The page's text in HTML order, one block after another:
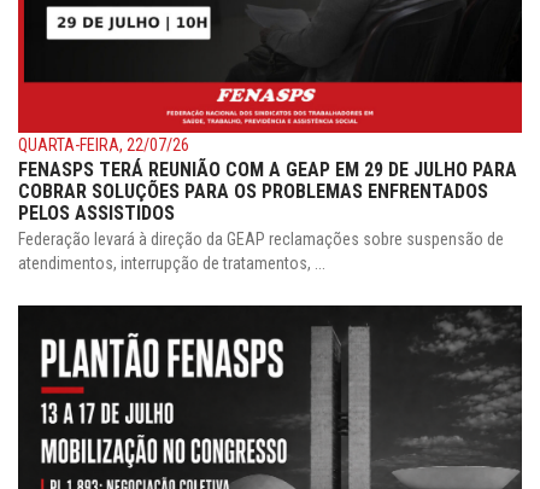
QUARTA-FEIRA, 22/07/26
FENASPS TERÁ REUNIÃO COM A GEAP EM 29 DE JULHO PARA
COBRAR SOLUÇÕES PARA OS PROBLEMAS ENFRENTADOS
PELOS ASSISTIDOS
Federação levará à direção da GEAP reclamações sobre suspensão de
atendimentos, interrupção de tratamentos, ...